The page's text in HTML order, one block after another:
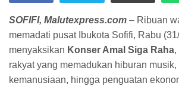
SOFIFI, Malutexpress.com – Ribuan
memadati pusat Ibukota Sofifi, Rabu
menyaksikan Konser Amal Siga Raha,
rakyat yang memadukan hiburan musik,
kemanusiaan, hingga penguatan